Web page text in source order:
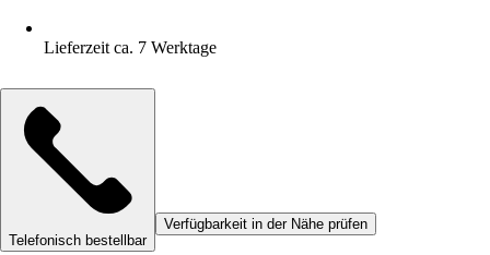
Lieferzeit ca. 7 Werktage
Telefonisch bestellbar
Verfügbarkeit in der Nähe prüfen